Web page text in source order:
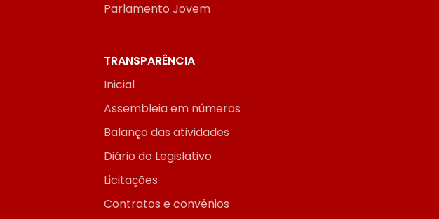
Parlamento Jovem
TRANSPARÊNCIA
Inicial
Assembleia em números
Balanço das atividades
Diário do Legislativo
Licitações
Contratos e convênios